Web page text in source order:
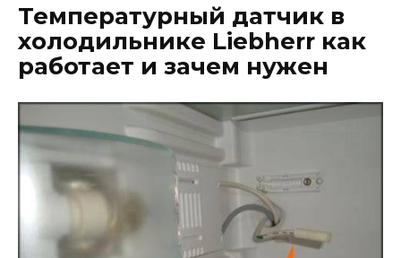
Температурный датчик в
холодильнике Liebherr как
работает и зачем нужен